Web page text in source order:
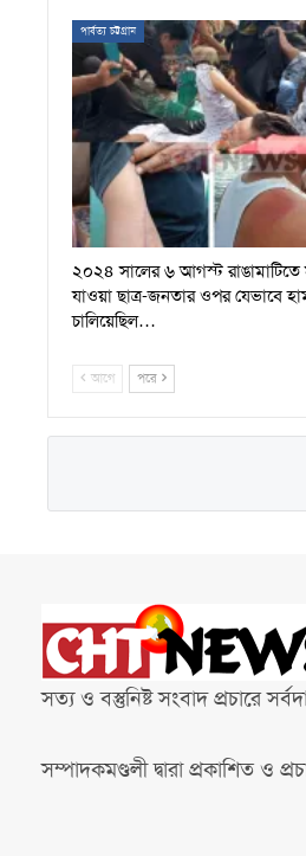
পার্বত্য চট্টগ্রাম
২০২৪ সালের ৬ আগস্ট রাঙামাটিতে
যাওয়া ছাত্র-জনতার ওপর যেভাবে
চালিয়েছিল…
আগে পরে
সত্য ও বস্তুনিষ্ট সংবাদ প্রচারে
সম্পাদকমণ্ডলী দ্বারা প্রকাশিত ও